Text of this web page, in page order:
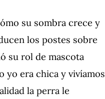
su sombra crece y
los postes sobre
su rol de mascota
yo era chica y vivíamos
la perra le